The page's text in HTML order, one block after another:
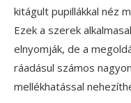
kitágult pupillákkal néz
Ezek a szerek
elnyomják, de a
ráadásul számos
mellékhatással